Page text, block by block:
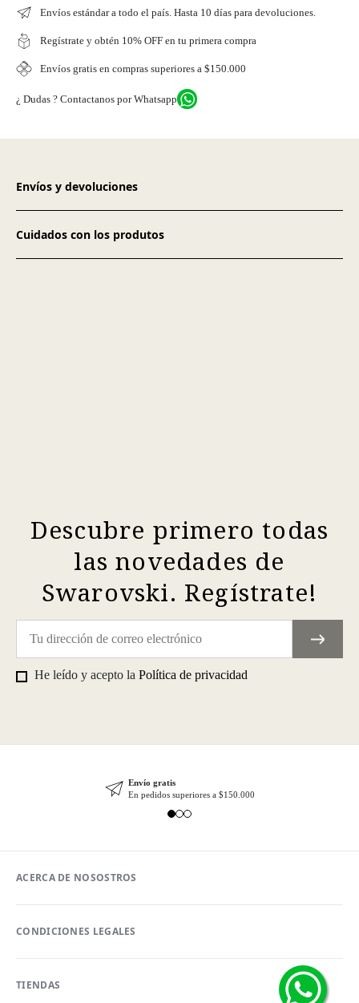
Envíos estándar a todo el país. Hasta 10 días para devoluciones.
Regístrate y obtén 10% OFF en tu primera compra
Envíos gratis en compras superiores a $150.000
¿ Dudas ? Contactanos por Whatsapp
Envíos y devoluciones
Cuidados con los produtos
Descubre primero todas
las novedades de
Swarovski. Regístrate!
He leído y acepto la Política de privacidad
Envío gratis
En pedidos superiores a $150.000
ACERCA DE NOSOSTROS
CONDICIONES LEGALES
TIENDAS